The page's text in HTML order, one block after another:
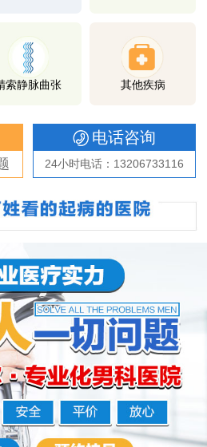
索静脉曲张 其他疾病
电话咨询
24小时电话：13206733116